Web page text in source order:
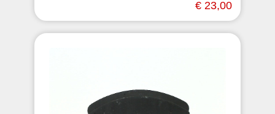
€ 23,00